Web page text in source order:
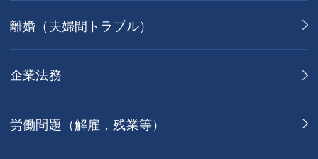
離婚（夫婦間トラブル）
企業法務
労働問題（解雇，残業等）